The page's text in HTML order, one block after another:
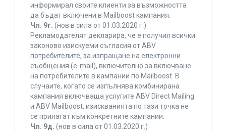
информирал своите клиенти за възможността
да бъдат включени в Mailboost кампания.
Чл. 9г. (нов в сила от 01.03.2020 г.)
Рекламодателят декларира, че е получил всички
законово изискуеми съгласия от ABV
потребителите, за изпращане на електронни
съобщения (e-mail), включително за включване
на потребителите в кампании по Mailboost. В
случаите, когато се изпълнява комбинирана
кампания включваща услугите ABV Direct Mailing
и ABV Mailboost, изискванията по тази точка не
се прилагат към конкретните кампании.
Чл. 9д. (нов в сила от 01.03.2020 г.)